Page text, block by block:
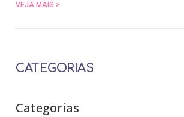
VEJA MAIS >
CATEGORIAS
Categorias